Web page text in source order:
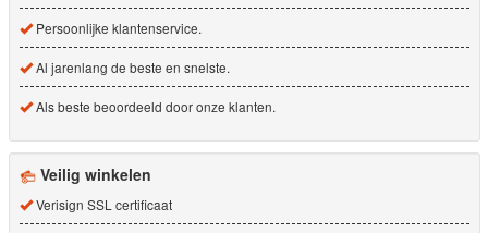
Persoonlijke klantenservice.
Al jarenlang de beste en snelste.
Als beste beoordeeld door onze klanten.
Veilig winkelen
Verisign SSL certificaat